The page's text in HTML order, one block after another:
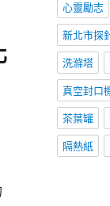
心靈勵志
新北市探
洗滌塔
真空封口
茶葉罐
隔熱紙